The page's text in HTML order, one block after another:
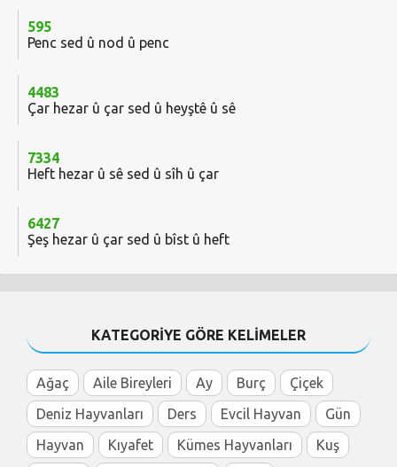
595
Penc sed û nod û penc
4483
Çar hezar û çar sed û heyştê û sê
7334
Heft hezar û sê sed û sîh û çar
6427
Şeş hezar û çar sed û bîst û heft
KATEGORİYE GÖRE KELİMELER
Ağaç Aile Bireyleri Ay Burç
Çiçek
Deniz Hayvanları
Ders Evcil Hayvan
Gün
Hayvan
Kıyafet Kümes Hayvanları
Kuş